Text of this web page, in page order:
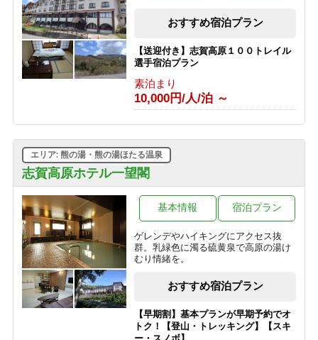
たのしむ旅へ ＜最終チェックイン21時
朝食のみ
6,000円/人/泊 ～
【素泊まりプラン】気軽に志賀高原を
満喫 ＜最終チェックイン21時＞
3,000円/人/泊 ～
おすすめ宿泊プラン
【送迎付き】志賀高原１００トレイル
選手宿泊プラン
素泊まり
10,000円/人/泊 ～
志賀高原ホテル一望閣
エリア: 熊の湯・熊の湯ほたる温泉
ゲレンデやハイキングにアクセス抜
群。乳緑色に濁る硫黄泉で高原の湯け
むり情緒を。
基本情報 宿泊プラン
おすすめ宿泊プラン
【早期割】基本プランが早期予約でオ
トク！【登山・トレッキング】【スキ